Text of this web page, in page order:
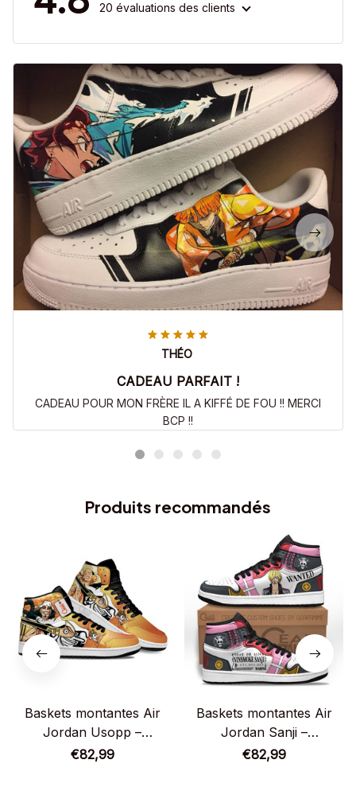
20 évaluations des clients
THÉO
CADEAU PARFAIT !
CADEAU POUR MON FRÈRE IL A KIFFÉ DE FOU !! MERCI
BCP !!
Produits recommandés
Baskets montantes Air
Jordan Usopp –
Chaussures montantes
€82,99
Baskets montantes Air
Jordan Sanji –
Chaussures montantes
€82,99